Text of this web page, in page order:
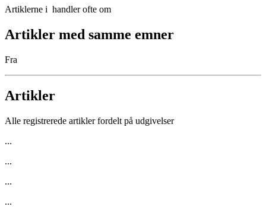
Artiklerne i handler ofte om
Artikler med samme emner
Fra
Artikler
Alle registrerede artikler fordelt på udgivelser
...
...
...
...